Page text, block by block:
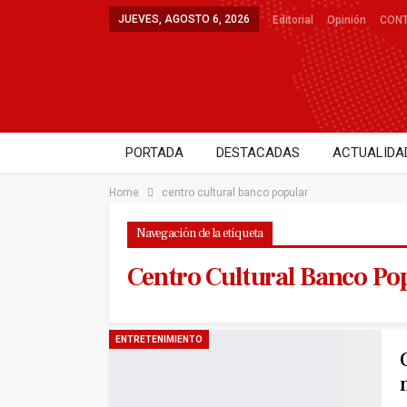
JUEVES, AGOSTO 6, 2026 Editorial Opinión
PORTADA DESTACADAS
DEPORTES SALUD
Home centro cultural banco popular
Navegación de la etiqueta
Centro Cultural Banco
ENTRETENIMIENTO